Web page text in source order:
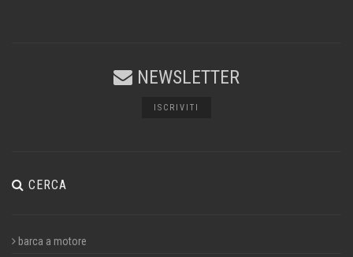
NEWSLETTER
ISCRIVITI
CERCA
barca a motore